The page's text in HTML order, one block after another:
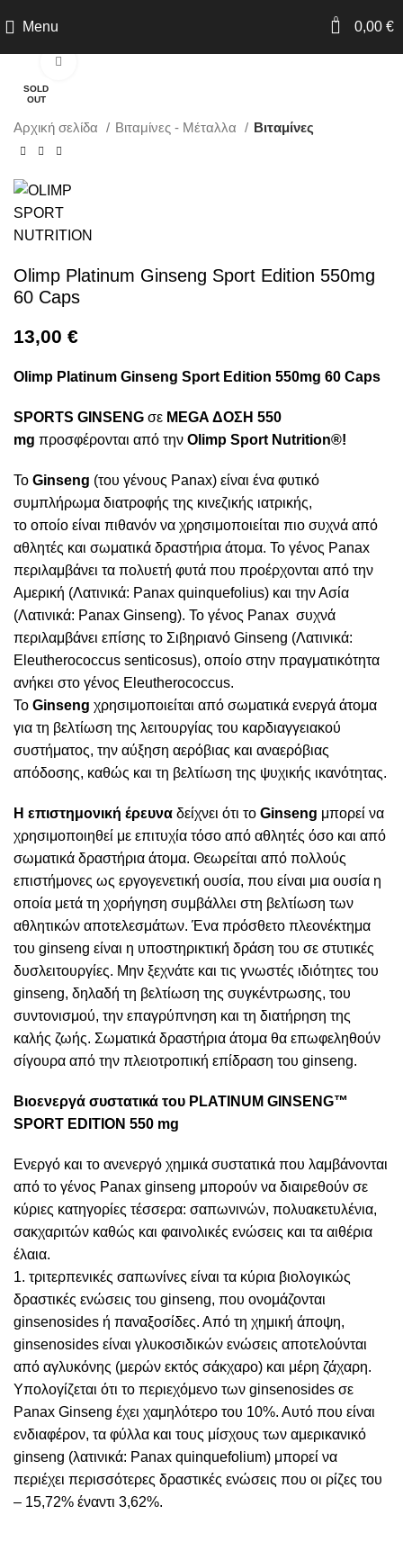
Menu 0 0,00 €
SOLD
OUT
Αρχική σελίδα Βιταμίνες - Μέταλλα Βιταμίνες
Olimp Platinum Ginseng Sport Edition 550mg
60 Caps
13,00 €
Olimp Platinum Ginseng Sport Edition 550mg 60 Caps
SPORTS GINSENG σε MEGA ΔΟΣΗ 550
mg προσφέρονται από την Olimp Sport Nutrition®!
Το Ginseng (του γένους Panax) είναι ένα φυτικό
συμπλήρωμα διατροφής της κινεζικής ιατρικής,
το οποίο είναι πιθανόν να χρησιμοποιείται πιο συχνά από
αθλητές και σωματικά δραστήρια άτομα. Το γένος Panax
περιλαμβάνει τα πολυετή φυτά που προέρχονται από την
Αμερική (Λατινικά: Panax quinquefolius) και την Ασία
(Λατινικά: Panax Ginseng). Το γένος Panax συχνά
περιλαμβάνει επίσης το Σιβηριανό Ginseng (Λατινικά:
Eleutherococcus senticosus), οποίο στην πραγματικότητα
ανήκει στο γένος Eleutherococcus.
Το Ginseng χρησιμοποιείται από σωματικά ενεργά άτομα
για τη βελτίωση της λειτουργίας του καρδιαγγειακού
συστήματος, την αύξηση αερόβιας και αναερόβιας
απόδοσης, καθώς και τη βελτίωση της ψυχικής ικανότητας.
Η επιστημονική έρευνα δείχνει ότι το Ginseng μπορεί να
χρησιμοποιηθεί με επιτυχία τόσο από αθλητές όσο και από
σωματικά δραστήρια άτομα. Θεωρείται από πολλούς
επιστήμονες ως εργογενετική ουσία, που είναι μια ουσία η
οποία μετά τη χορήγηση συμβάλλει στη βελτίωση των
αθλητικών αποτελεσμάτων. Ένα πρόσθετο πλεονέκτημα
του ginseng είναι η υποστηρικτική δράση του σε στυτικές
δυσλειτουργίες. Μην ξεχνάτε και τις γνωστές ιδιότητες του
ginseng, δηλαδή τη βελτίωση της συγκέντρωσης, του
συντονισμού, την επαγρύπνηση και τη διατήρηση της
καλής ζωής. Σωματικά δραστήρια άτομα θα επωφεληθούν
σίγουρα από την πλειοτροπική επίδραση του ginseng.
Βιοενεργά συστατικά του PLATINUM GINSENG™
SPORT EDITION 550 mg
Ενεργό και το ανενεργό χημικά συστατικά που λαμβάνονται
από το γένος Panax ginseng μπορούν να διαιρεθούν σε
κύριες κατηγορίες τέσσερα: σαπωνινών, πολυακετυλένια,
σακχαριτών καθώς και φαινολικές ενώσεις και τα αιθέρια
έλαια.
1. τριτερπενικές σαπωνίνες είναι τα κύρια βιολογικώς
δραστικές ενώσεις του ginseng, που ονομάζονται
ginsenosides ή παναξοσίδες. Από τη χημική άποψη,
ginsenosides είναι γλυκοσιδικών ενώσεις αποτελούνται
από αγλυκόνης (μερών εκτός σάκχαρο) και μέρη ζάχαρη.
Υπολογίζεται ότι το περιεχόμενο των ginsenosides σε
Panax Ginseng έχει χαμηλότερο του 10%. Αυτό που είναι
ενδιαφέρον, τα φύλλα και τους μίσχους των αμερικανικό
ginseng (λατινικά: Panax quinquefolium) μπορεί να
περιέχει περισσότερες δραστικές ενώσεις που οι ρίζες του
– 15,72% έναντι 3,62%.